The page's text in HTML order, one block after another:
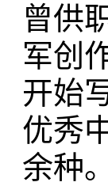
曾供
军创
开始
优秀
余种